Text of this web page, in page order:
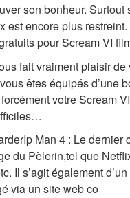
son bonheur.
encore plus
pour Scream VI
fait vraiment plaisir
êtes équipés d’une
votre Scream
Man 4 : Le dernier
du Pèlerin,tel que
s’agit également
via un site web co